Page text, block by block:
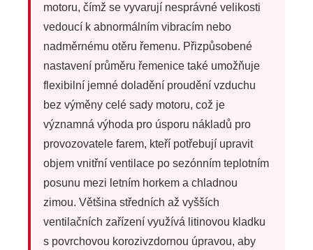
motoru, čímž se vyvarují nesprávné velikosti
vedoucí k abnormálním vibracím nebo
nadměrnému otěru řemenu. Přizpůsobené
nastavení průměru řemenice také umožňuje
flexibilní jemné doladění proudění vzduchu
bez výměny celé sady motoru, což je
významná výhoda pro úsporu nákladů pro
provozovatele farem, kteří potřebují upravit
objem vnitřní ventilace po sezónním teplotním
posunu mezi letním horkem a chladnou
zimou. Většina středních až vyšších
ventilačních zařízení využívá litinovou kladku
s povrchovou korozivzdornou úpravou, aby